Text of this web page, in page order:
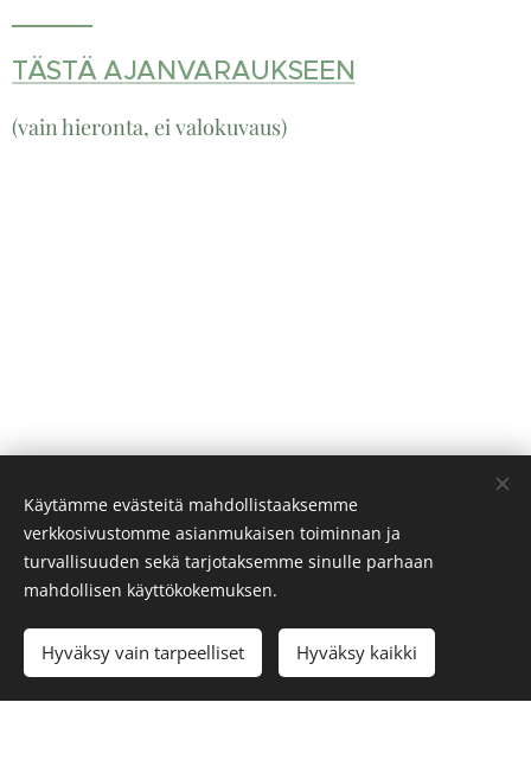
TÄSTÄ AJANVARAUKSEEN
(vain hieronta, ei valokuvaus)
Käytämme evästeitä mahdollistaaksemme
verkkosivustomme asianmukaisen toiminnan ja
turvallisuuden sekä tarjotaksemme sinulle parhaan
mahdollisen käyttökokemuksen.
Hyväksy vain tarpeelliset Hyväksy kaikki